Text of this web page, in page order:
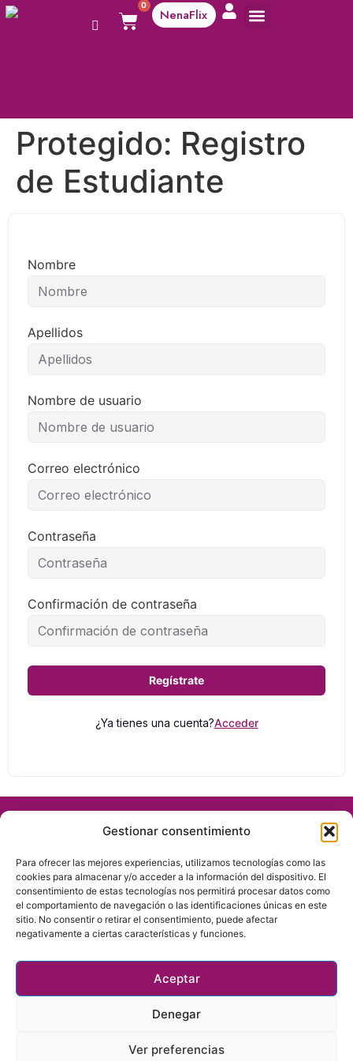
Gestionar consentimiento
Para ofrecer las mejores experiencias, utilizamos tecnologías como las
cookies para almacenar y/o acceder a la información del dispositivo. El
consentimiento de estas tecnologías nos permitirá procesar datos como
el comportamiento de navegación o las identificaciones únicas en este
sitio. No consentir o retirar el consentimiento, puede afectar
negativamente a ciertas características y funciones.
Aceptar
Denegar
Ver preferencias
0
NenaFlix
Protegido: Registro
de Estudiante
Nombre
Apellidos
Nombre de usuario
Correo electrónico
Contraseña
Confirmación de contraseña
Regístrate
¿Ya tienes una cuenta?Acceder
Copyright © 2025 Nena Devos